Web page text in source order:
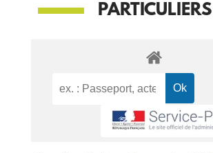
PARTICULIERS